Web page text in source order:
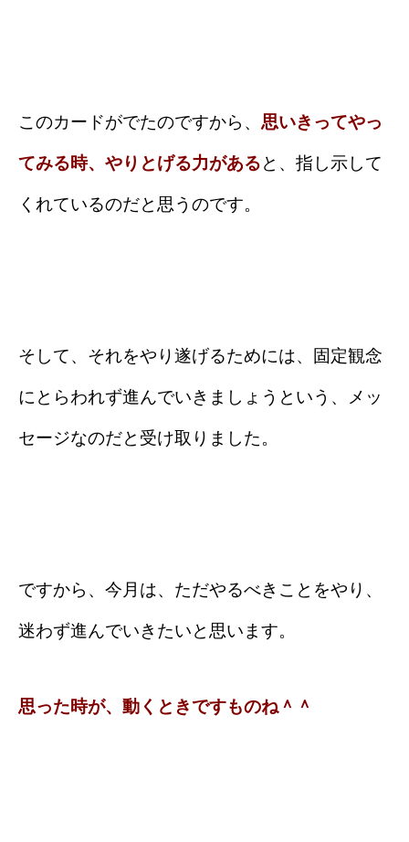
このカードがでたのですから、 思いきってやっ
てみる時、やりとげる力があると、指し示して
くれているのだと思うのです。
そして、それをやり遂げるためには、固定観念
にとらわれず進んでいきましょうという、メッ
セージなのだと受け取りました。
ですから、今月は、ただやるべきことをやり、
迷わず進んでいきたいと思います。
思った時が、動くときですものね＾＾